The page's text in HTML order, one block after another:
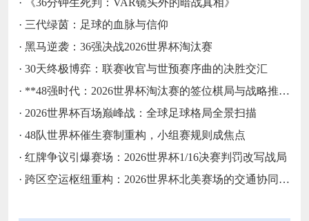
·
《36分钟生死判：VAR镜头外的暗战真相》
· 三代绿茵：足球的血脉与信仰
· 黑马逆袭：36强决战2026世界杯淘汰赛
· 30天终极博弈：联赛收官与世预赛序曲的决胜交汇
· **48强时代：2026世界杯淘汰赛的签位棋局与战略推演**
· 2026世界杯百场巅峰战：全球足球格局全景扫描
· 48队世界杯催生赛制重构，小组赛规则成焦点
· 红牌争议引爆赛场：2026世界杯1/16决赛判罚改写战局
· 跨区空运枢纽重构：2026世界杯北美赛场的交通协同与效能优化方案